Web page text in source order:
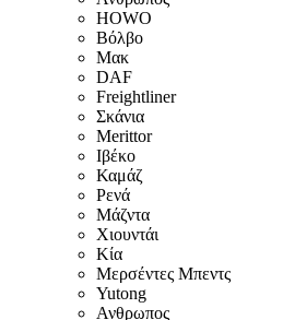
HOWO
Βόλβο
Μακ
DAF
Freightliner
Σκάνια
Merittor
Ιβέκο
Καμάζ
Ρενά
Μάζντα
Χιουντάι
Κία
Μερσέντες Μπεντς
Yutong
Ανθρωπος